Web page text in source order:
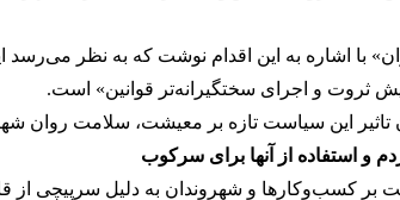
با اشاره به این اقدام نوشت که به نظر
ثروت و اجرای سختگیرانه‌تر قوانین» است.
این سیاست‌ تازه بر معیشت، سلامت روان
و استفاده از آنها برای سرکوب
بر کسب‌وکارها و شهروندان به دلیل سرپیچی